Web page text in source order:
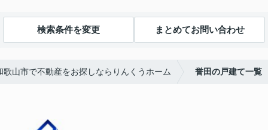
検索条件を変更 まとめてお問い合わせ
歌山市で不動産をお探しならりんくうホーム 誉田の戸建て一覧